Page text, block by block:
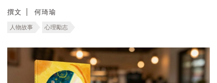
撰文 何琦瑜
人物故事 心理勵志